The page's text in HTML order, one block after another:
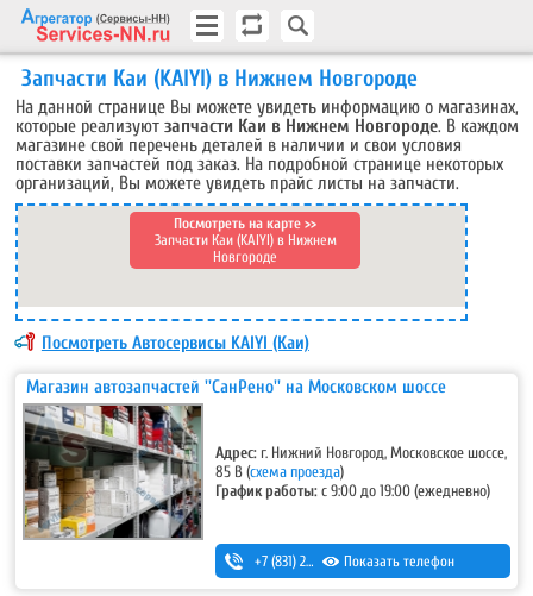
Запчасти Каи (KAIYI) в Нижнем Новгороде
На данной странице Вы можете увидеть информацию о магазинах,
которые реализуютзапчасти Каи в Нижнем Новгороде. В каждом
магазине свой перечень деталей в наличии и свои условия
поставки запчастей под заказ. На подробной странице некоторых
организаций, Вы можете увидеть прайс листы на запчасти.
Посмотреть на карте >>
Запчасти Каи (KAIYI) в Нижнем
Новгороде
Магазин автозапчастей ''СанРено'' на Московском шоссе
Адрес: г. Нижний Новгород, Московское шоссе,
85 В (схема проезда)
График работы:с 9:00 до 19:00 (ежедневно)
+7 (831) 280-69-88 Показать телефон
Посмотреть Автосервисы KAIYI (Каи)